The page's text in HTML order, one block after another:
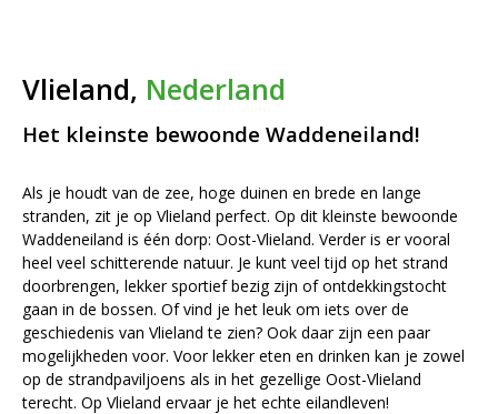
Vlieland, Nederland
Het kleinste bewoonde Waddeneiland!
Als je houdt van de zee, hoge duinen en brede en lange
stranden, zit je op Vlieland perfect. Op dit kleinste bewoonde
Waddeneiland is één dorp: Oost-Vlieland. Verder is er vooral
heel veel schitterende natuur. Je kunt veel tijd op het strand
doorbrengen, lekker sportief bezig zijn of ontdekkingstocht
gaan in de bossen. Of vind je het leuk om iets over de
geschiedenis van Vlieland te zien? Ook daar zijn een paar
mogelijkheden voor. Voor lekker eten en drinken kan je zowel
op de strandpaviljoens als in het gezellige Oost-Vlieland
terecht. Op Vlieland ervaar je het echte eilandleven!